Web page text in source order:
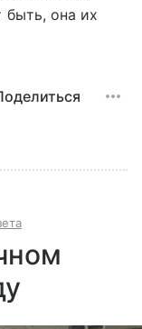
она их